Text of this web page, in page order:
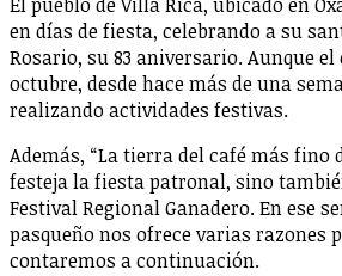
en días de fiesta, celebrando a su
Rosario, su 83 aniversario. Aunque el
octubre, desde hace más de una
realizando actividades festivas.
Además, “La tierra del café más fino
festeja la fiesta patronal, sino
Festival Regional Ganadero. En ese
pasqueño nos ofrece varias razones
contaremos a continuación.